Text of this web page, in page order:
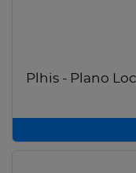
Plhis - Plano